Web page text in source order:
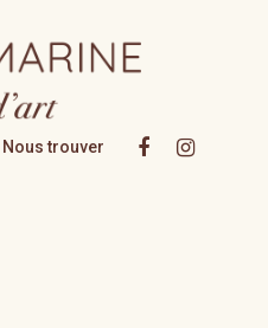
Nous trouver